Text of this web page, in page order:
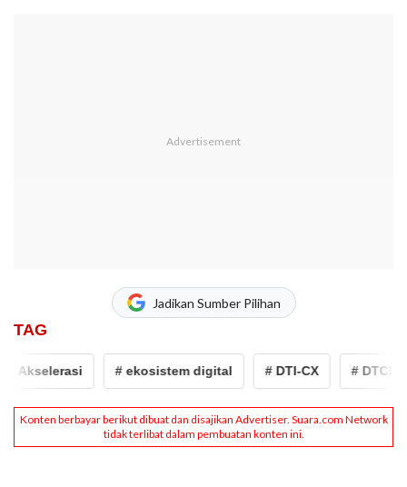
Jadikan Sumber Pilihan
TAG
Akselerasi # ekosistem digital # DTI-CX # DTCI-CX